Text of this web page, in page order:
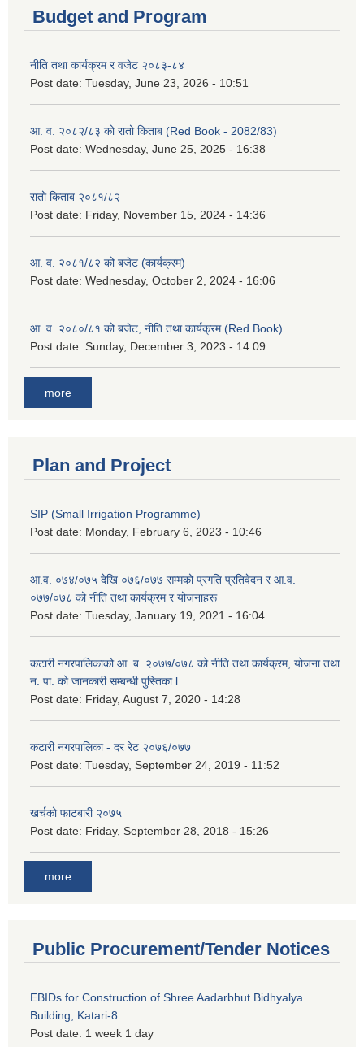
Budget and Program
नीति तथा कार्यक्रम र वजेट २०८३-८४
Post date: Tuesday, June 23, 2026 - 10:51
आ. व. २०८२/८३ को रातो किताब (Red Book - 2082/83)
Post date: Wednesday, June 25, 2025 - 16:38
रातो किताब २०८१/८२
Post date: Friday, November 15, 2024 - 14:36
आ. व. २०८१/८२ को बजेट (कार्यक्रम)
Post date: Wednesday, October 2, 2024 - 16:06
आ. व. २०८०/८१ को बजेट, नीति तथा कार्यक्रम (Red Book)
Post date: Sunday, December 3, 2023 - 14:09
more
Plan and Project
SIP (Small Irrigation Programme)
Post date: Monday, February 6, 2023 - 10:46
आ.व. ०७४/०७५ देखि ०७६/०७७ सम्मको प्रगति प्रतिवेदन र आ.व.
०७७/०७८ को नीति तथा कार्यक्रम र योजनाहरू
Post date: Tuesday, January 19, 2021 - 16:04
कटारी नगरपालिकाको आ. ब. २०७७/०७८ को नीति तथा कार्यक्रम, योजना तथा
न. पा. को जानकारी सम्बन्धी पुस्तिका l
Post date: Friday, August 7, 2020 - 14:28
कटारी नगरपालिका - दर रेट २०७६/०७७
Post date: Tuesday, September 24, 2019 - 11:52
खर्चको फाटबारी २०७५
Post date: Friday, September 28, 2018 - 15:26
more
Public Procurement/Tender Notices
EBIDs for Construction of Shree Aadarbhut Bidhyalya
Building, Katari-8
Post date: 1 week 1 day